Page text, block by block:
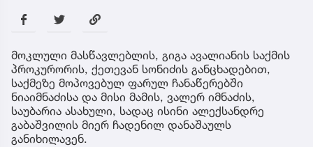
მოკლული მასწავლებლის, გიგა ავალიანის საქმის
პროკურორის, ქეთევან სონიძის განცხადებით,
საქმეზე მოპოვებულ ფარულ ჩანაწერებში
ნიაიმნაძისა და მისი მამის, ვალერ იმნაძის,
საუბარია ასახული, სადაც ისინი ალექსანდრე
გაბაშვილის მიერ ჩადენილ დანაშაულს
განიხილავენ.